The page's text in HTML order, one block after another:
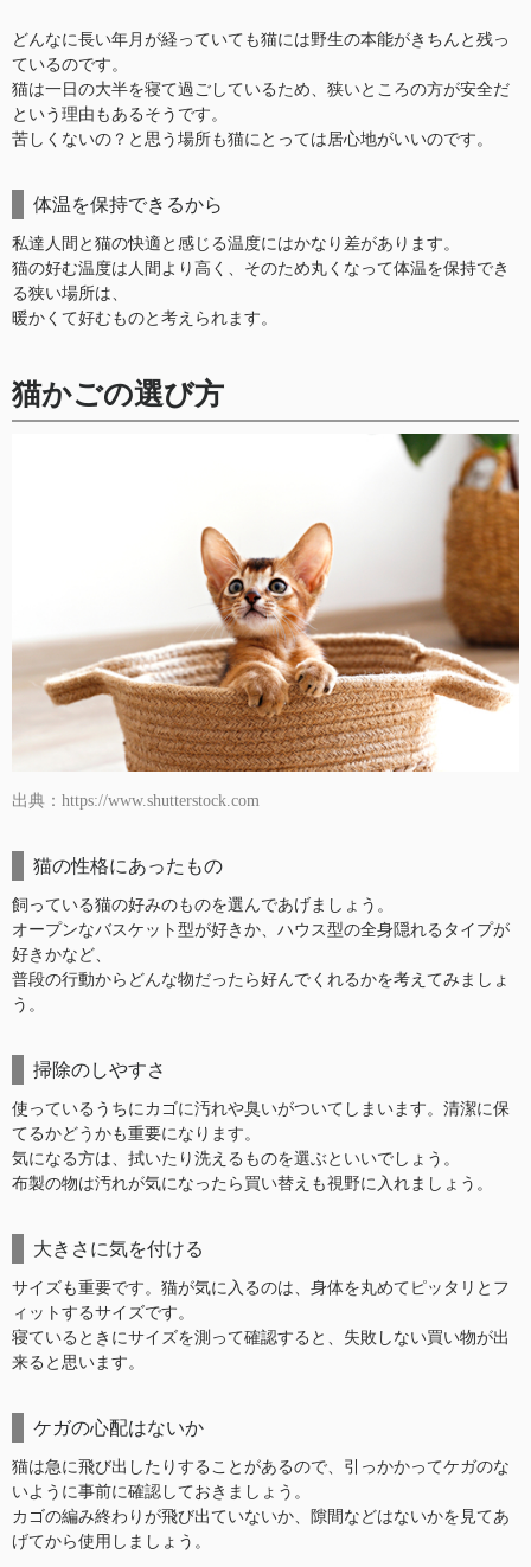
どんなに長い年月が経っていても猫には野生の本能がきちんと残っ
ているのです。
猫は一日の大半を寝て過ごしているため、狭いところの方が安全だ
という理由もあるそうです。
苦しくないの？と思う場所も猫にとっては居心地がいいのです。
体温を保持できるから
私達人間と猫の快適と感じる温度にはかなり差があります。
猫の好む温度は人間より高く、そのため丸くなって体温を保持でき
る狭い場所は、
暖かくて好むものと考えられます。
猫かごの選び方
出典：https://www.shutterstock.com
猫の性格にあったもの
飼っている猫の好みのものを選んであげましょう。
オープンなバスケット型が好きか、ハウス型の全身隠れるタイプが
好きかなど、
普段の行動からどんな物だったら好んでくれるかを考えてみましょ
う。
掃除のしやすさ
使っているうちにカゴに汚れや臭いがついてしまいます。清潔に保
てるかどうかも重要になります。
気になる方は、拭いたり洗えるものを選ぶといいでしょう。
布製の物は汚れが気になったら買い替えも視野に入れましょう。
大きさに気を付ける
サイズも重要です。猫が気に入るのは、身体を丸めてピッタリとフ
ィットするサイズです。
寝ているときにサイズを測って確認すると、失敗しない買い物が出
来ると思います。
ケガの心配はないか
猫は急に飛び出したりすることがあるので、引っかかってケガのな
いように事前に確認しておきましょう。
カゴの編み終わりが飛び出ていないか、隙間などはないかを見てあ
げてから使用しましょう。